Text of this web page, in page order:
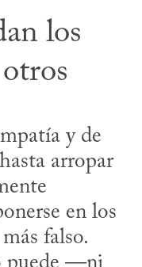
los
y de
arropar
en los
falso.